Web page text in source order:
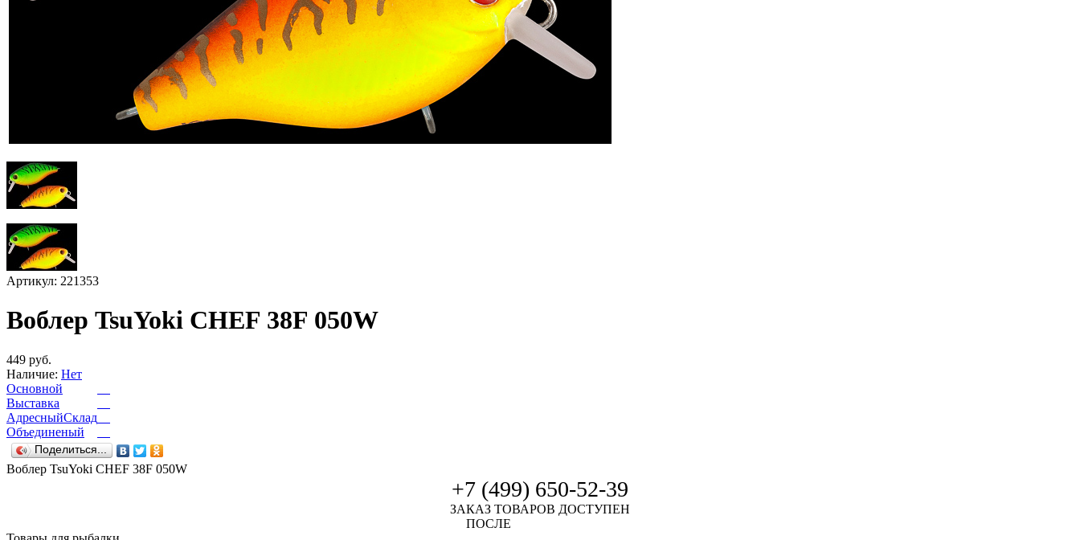
Артикул: 221353
Воблер TsuYoki CHEF 38F 050W
449 руб.
Наличие: Нет
Основной
Выставка
АдресныйСклад
Объединеный
Поделиться...
Воблер TsuYoki CHEF 38F 050W
+7 (499) 650-52-39
ЗАКАЗ ТОВАРОВ ДОСТУПЕН
ПОСЛЕ